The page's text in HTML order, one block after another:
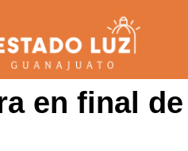
en final de